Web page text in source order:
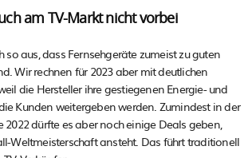
am TV-Markt nicht vorbei
so aus, dass Fernsehgeräte zumeist zu guten
Wir rechnen für 2023 aber mit deutlichen
die Hersteller ihre gestiegenen Energie- und
Kunden weitergeben werden. Zumindest in der
2022 dürfte es aber noch einige Deals geben,
Weltmeisterschaft ansteht. Das führt traditionell